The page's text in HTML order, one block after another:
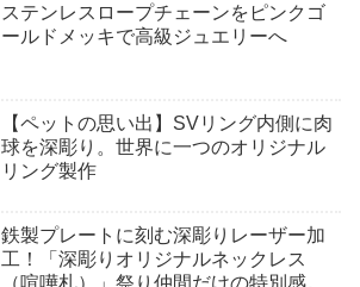
ステンレスロープチェーンをピンクゴ
ールドメッキで高級ジュエリーへ
【ペットの思い出】SVリング内側に肉
球を深彫り。世界に一つのオリジナル
リング製作
鉄製プレートに刻む深彫りレーザー加
工！「深彫りオリジナルネックレス
（喧嘩札）」祭り仲間だけの特別感。